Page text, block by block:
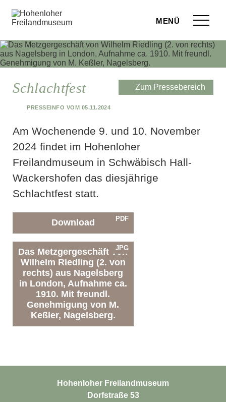
Menü
Zum Pressebereich
Schlachtfest
Presseinfo vom 05.11.2024
Am Wochenende 9. und 10. November
2024 findet im Hohenloher
Freilandmuseum in Schwäbisch Hall-
Wackershofen das diesjährige
Schlachtfest statt.
Download PDF
Das Metzgergeschäft von
Wilhelm Riedling (2. von
rechts) aus Nagelsberg
in London, Aufnahme ca.
1910. Mit freundl.
Genehmigung von M.
Keßler, Nagelsberg.
JPG
Hohenloher Freilandmuseum
Dorfstraße 53